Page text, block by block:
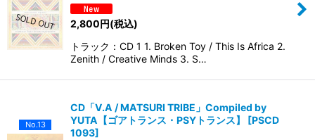
2,800円(税込)
トラック：CD 1 1. Broken Toy / This Is Africa 2.
Zenith / Creative Minds 3. S…
No.13
CD「V.A / MATSURI TRIBE」Compiled by
YUTA【ゴアトランス・PSYトランス】
[PSCD
1093]